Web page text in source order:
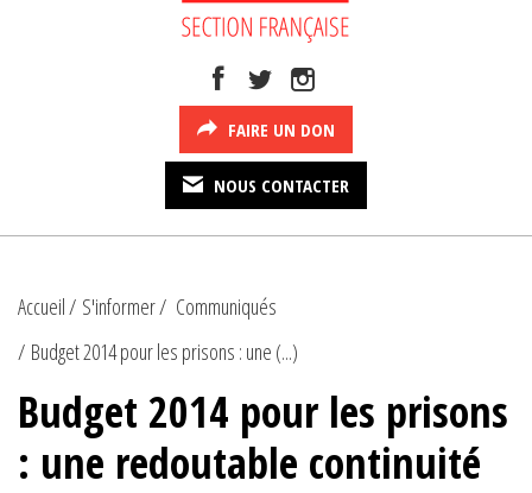
FAIRE UN DON
NOUS CONTACTER
Accueil S'informer
Communiqués
Budget 2014 pour les prisons : une (...)
Budget 2014 pour les prisons
: une redoutable continuité